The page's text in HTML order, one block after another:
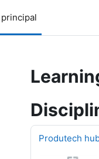
Produtech